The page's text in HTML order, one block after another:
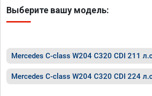
Выберите вашу модель:
Mercedes C-class W204 C320 CDI 211
Mercedes C-class W204 C320 CDI 224